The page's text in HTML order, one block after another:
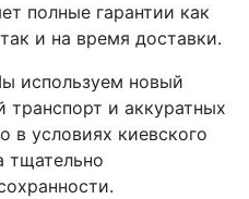
полные гарантии как
и на время доставки.
используем новый
транспорт и аккуратных
в условиях киевского
тщательно